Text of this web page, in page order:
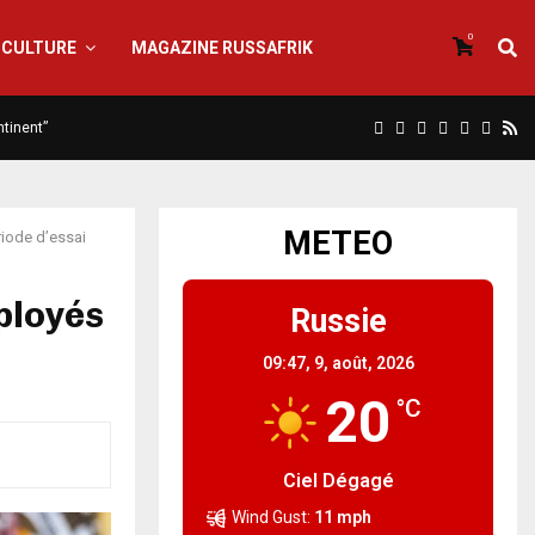
CULTURE MAGAZINE RUSSAFRIK
0
d’essai METEO
Russie
09:47, 9, août, 2026
20 °C
Ciel Dégagé
Wind Gust: 11 mph